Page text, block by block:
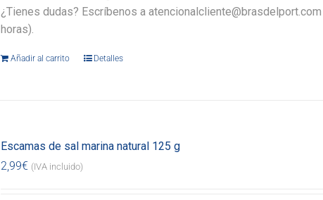
¿Tienes dudas? Escríbenos a
horas).
Añadir al carrito Detalles
Escamas de sal marina natural 125 g
2,99€ (IVA incluido)